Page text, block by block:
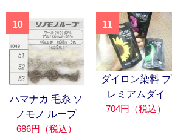
10
ハマナカ 毛糸 ソ
ノモノ ループ
686円（税込）
11
ダイロン染料 プ
レミアムダイ
704円（税込）